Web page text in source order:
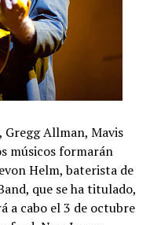
Allman, Mavis
músicos formarán
Helm, baterista de
que se ha titulado,
a cabo el 3 de octubre